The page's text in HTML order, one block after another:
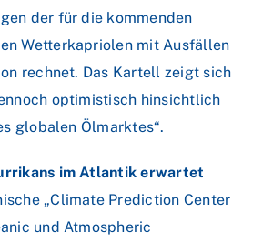
der für die kommenden
Wetterkapriolen mit Ausfällen
rechnet. Das Kartell zeigt sich
optimistisch hinsichtlich
globalen Ölmarktes“.
im Atlantik erwartet
„Climate Prediction Center
und Atmospheric